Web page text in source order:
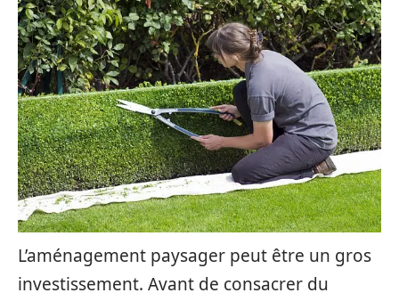
L’aménagement paysager peut être un gros
investissement. Avant de consacrer du